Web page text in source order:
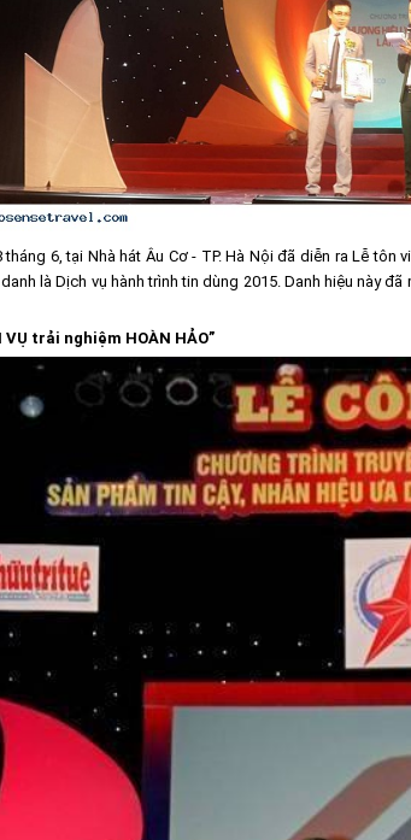
tháng 6, tại Nhà hát Âu Cơ - TP. Hà Nội đã diễn ra Lễ
là Dịch vụ hành trình tin dùng 2015. Danh hiệu này
VỤ trải nghiệm HOÀN HẢO”